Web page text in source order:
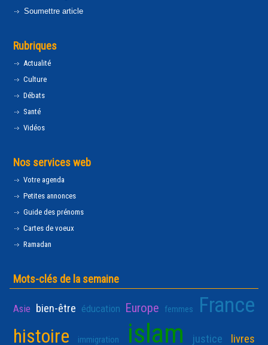
Soumettre article
Rubriques
Actualité
Culture
Débats
Santé
Vidéos
Nos services web
Votre agenda
Petites annonces
Guide des prénoms
Cartes de voeux
Ramadan
Mots-clés de la semaine
Asie bien-être éducation Europe femmes France
histoire immigration islam justice livres